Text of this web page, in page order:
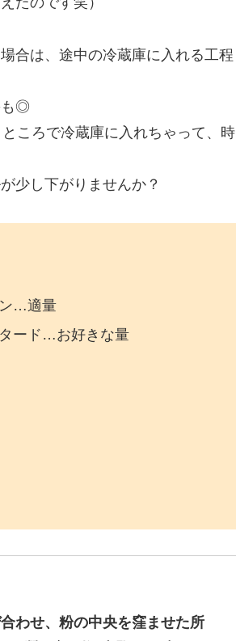
合は、途中の冷蔵庫に入れる工程
も◎
ころで冷蔵庫に入れちゃって、時
少し下がりませんか？
…適量
ード…お好きな量
わせ、粉の中央を窪ませた所